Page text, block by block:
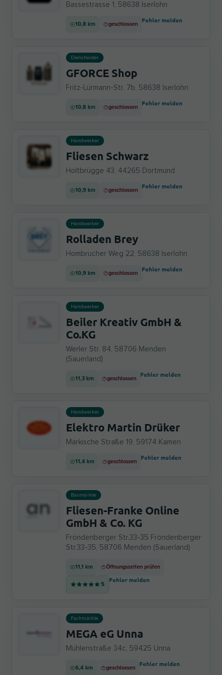
Bassestrasse 1, 58638 Iserlohn
10,8 km geschlossen
Fehler melden
Dienstleister
GFORCE Shop
Fritz-Lürmann-Str. 7b, 58638 Iserlohn
10,8 km geschlossen
Fehler melden
Handwerker
Fliesen Schwarz
Holtbrügge 43, 44265 Dortmund
10,9 km geschlossen
Fehler melden
Handwerker
Rolladen Brey
Hombrucher Weg 22, 58638 Iserlohn
10,9 km geschlossen
Fehler melden
Handwerker
Beiler Kreativ GmbH &
Co.KG
Werler Str. 84, 58706 Menden
(Sauerland)
11,3 km geschlossen
Fehler melden
Handwerker
Elektro Martin Drüker
Märkische Straße 19, 59174 Kamen
11,4 km geschlossen
Fehler melden
Baumärkte
Fliesen-Franke Online
GmbH & Co. KG
Fröndenberger Str.33-35 Fröndenberger
Str.33-35, 58706 Menden (Sauerland)
11,1 km Öffnungszeiten prüfen
5
Fehler melden
Fachmärkte
MEGA eG Unna
Mühlenstraße 34c, 59425 Unna
6,4 km geschlossen
Fehler melden